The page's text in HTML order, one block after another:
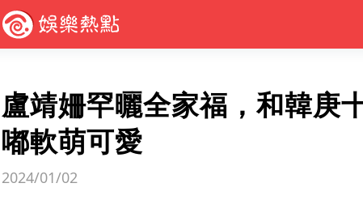
盧靖姍罕曬全家福，和韓庚
嘟軟萌可愛
2024/01/02